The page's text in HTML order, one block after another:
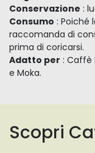
Conservazione :
Consumo : Poiché
raccomanda di
prima di coricarsi.
Adatto per : Caffè
e Moka.
Scopri